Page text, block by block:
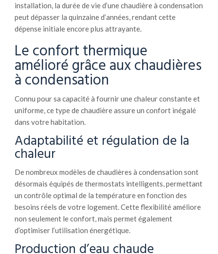
installation, la durée de vie d’une chaudière à condensation
peut dépasser la quinzaine d’années, rendant cette
dépense initiale encore plus attrayante.
Le confort thermique
amélioré grâce aux chaudières
à condensation
Connu pour sa capacité à fournir une chaleur constante et
uniforme, ce type de chaudière assure un confort inégalé
dans votre habitation.
Adaptabilité et régulation de la
chaleur
De nombreux modèles de chaudières à condensation sont
désormais équipés de thermostats intelligents, permettant
un contrôle optimal de la température en fonction des
besoins réels de votre logement. Cette flexibilité améliore
non seulement le confort, mais permet également
d’optimiser l’utilisation énergétique.
Production d’eau chaude